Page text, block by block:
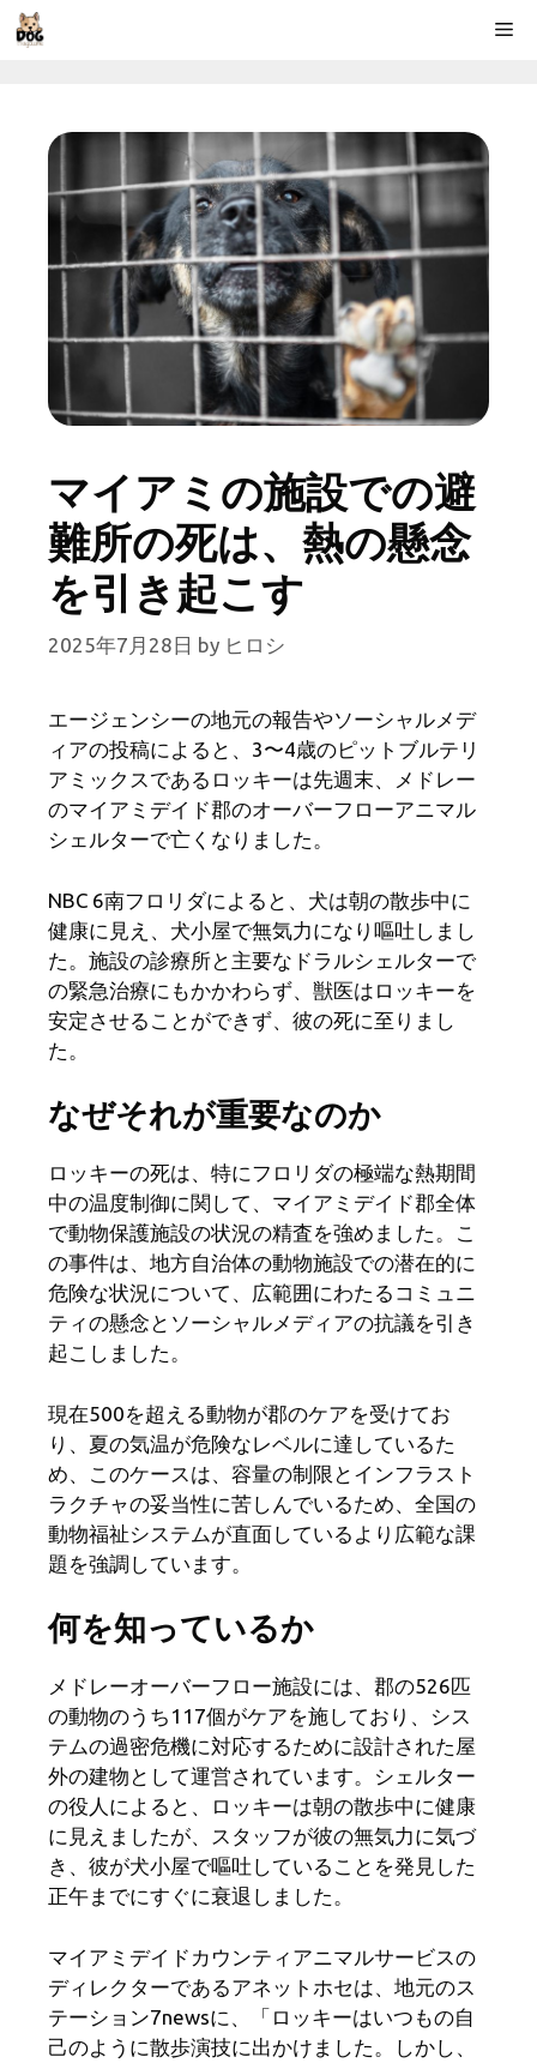
ン
マイアミの施設での避
難所の死は、熱の懸念
を引き起こす
2025年7月28日 by ヒロシ
エージェンシーの地元の報告やソーシャルメデ
ィアの投稿によると、3〜4歳のピットブルテリ
アミックスであるロッキーは先週末、メドレー
のマイアミデイド郡のオーバーフローアニマル
シェルターで亡くなりました。
NBC 6南フロリダによると、犬は朝の散歩中に
健康に見え、犬小屋で無気力になり嘔吐しまし
た。施設の診療所と主要なドラルシェルターで
の緊急治療にもかかわらず、獣医はロッキーを
安定させることができず、彼の死に至りまし
た。
なぜそれが重要なのか
ロッキーの死は、特にフロリダの極端な熱期間
中の温度制御に関して、マイアミデイド郡全体
で動物保護施設の状況の精査を強めました。こ
の事件は、地方自治体の動物施設での潜在的に
危険な状況について、広範囲にわたるコミュニ
ティの懸念とソーシャルメディアの抗議を引き
起こしました。
現在500を超える動物が郡のケアを受けてお
り、夏の気温が危険なレベルに達しているた
め、このケースは、容量の制限とインフラスト
ラクチャの妥当性に苦しんでいるため、全国の
動物福祉システムが直面しているより広範な課
題を強調しています。
何を知っているか
メドレーオーバーフロー施設には、郡の526匹
の動物のうち117個がケアを施しており、シス
テムの過密危機に対応するために設計された屋
外の建物として運営されています。シェルター
の役人によると、ロッキーは朝の散歩中に健康
に見えましたが、スタッフが彼の無気力に気づ
き、彼が犬小屋で嘔吐していることを発見した
正午までにすぐに衰退しました。
マイアミデイドカウンティアニマルサービスの
ディレクターであるアネットホセは、地元のス
テーション7newsに、「ロッキーはいつもの自
己のように散歩演技に出かけました。しかし、